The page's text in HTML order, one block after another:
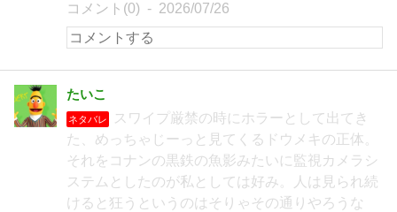
コメント(0) 2026/07/26
たいこ
ネタバレ
スワイプ厳禁の時にホラーとして出てき
た、めっちゃじーっと見てくるドウメキの正体。
それをコナンの黒鉄の魚影みたいに監視カメラシ
ステムとしたのが私としては好み。人は見られ続
けると狂うというのはそりゃその通りやろうな